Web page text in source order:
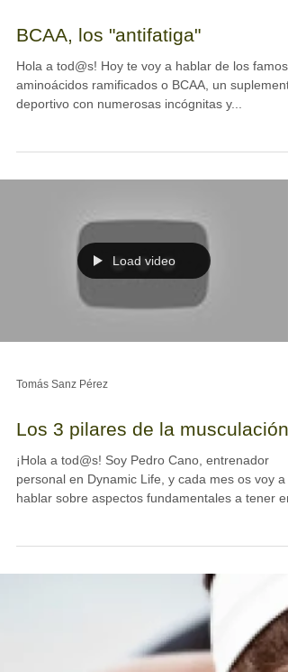
Tomás Sanz Pérez
Hola a tod@s! Hoy te voy a hablar de los
aminoácidos ramificados o BCAA, un
deportivo con numerosas incógnitas y...
Load video
Tomás Sanz Pérez
Los 3 pilares de la musculación
¡Hola a tod@s! Soy Pedro Cano, entrenador
personal en Dynamic Life, y cada mes os voy a
hablar sobre aspectos fundamentales a tener